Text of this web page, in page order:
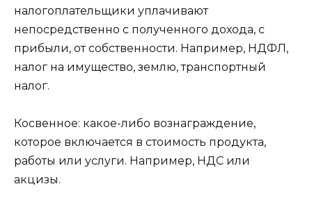
налогоплательщики уплачивают
непосредственно с полученного дохода, с
прибыли, от собственности. Например, НДФЛ,
налог на имущество, землю, транспортный
налог.
Косвенное: какое-либо вознаграждение,
которое включается в стоимость продукта,
работы или услуги. Например, НДС или
акцизы.